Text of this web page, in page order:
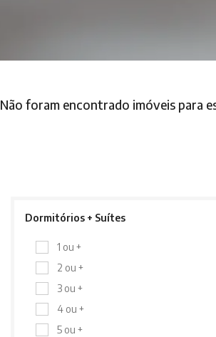
Não foram encontrado imóveis para
Dormitórios + Suítes
1 ou +
2 ou +
3 ou +
4 ou +
5 ou +